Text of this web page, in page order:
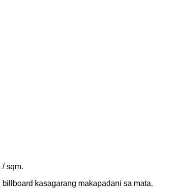
sqm.
kasagarang makapadani sa mata.